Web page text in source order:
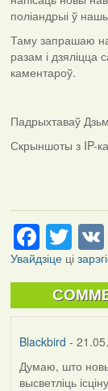
поліандрыі ў
Таму запрашаю
разам і дзяліцца
каментароў.
Падрыхтаваў
Скрыншоты з IP-
Увайдзіцеці
Blackbird -
Думаю, што
высветліць